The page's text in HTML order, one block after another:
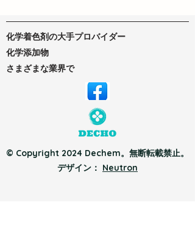
化学着色剤の大手プロバイダー
化学添加物
さまざまな業界で
© Copyright 2024 Dechem。無断転載禁止。
デザイン： Neutron